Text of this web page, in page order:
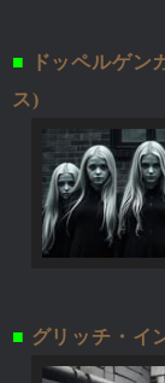
■
ドッペルゲン
ス)
■ グリッチ・イ